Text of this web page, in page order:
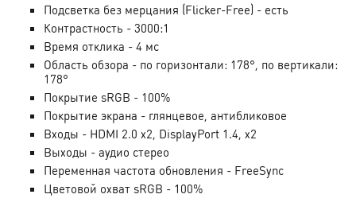
Подсветка без мерцания (Flicker-Free) - есть
Контрастность - 3000:1
Время отклика - 4 мс
Область обзора - по горизонтали: 178°, по вертикали:
178°
Покрытие sRGB - 100%
Покрытие экрана - глянцевое, антибликовое
Входы - HDMI 2.0 x2, DisplayPort 1.4, x2
Выходы - аудио стерео
Переменная частота обновления - FreeSync
Цветовой охват sRGB - 100%